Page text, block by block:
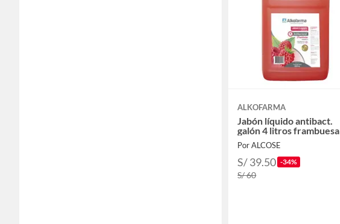
ALKOFARMA
Jabón líquido antibact.
galón 4 litros frambuesa
Por ALCOSE
S/ 39.50 -34%
S/ 60